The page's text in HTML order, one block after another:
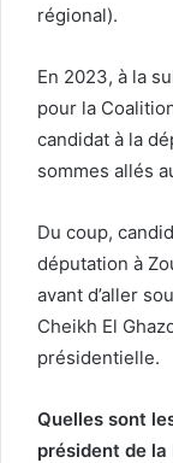
régional).
En 2023, à la
pour la
candidat à la
sommes allés
Du coup,
députation à
avant d’aller
Cheikh El
présidentielle.
Quelles sont
président de la